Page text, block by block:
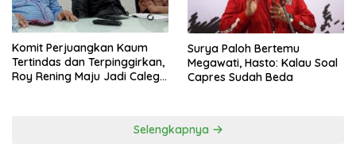
Komit Perjuangkan Kaum
Tertindas dan Terpinggirkan,
Roy Rening Maju Jadi Caleg
Surya Paloh Bertemu
Megawati, Hasto: Kalau Soal
Capres Sudah Beda
Selengkapnya